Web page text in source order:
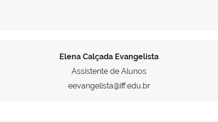
Elena Calçada Evangelista
Assistente de Alunos
eevangelista@iff.edu.br